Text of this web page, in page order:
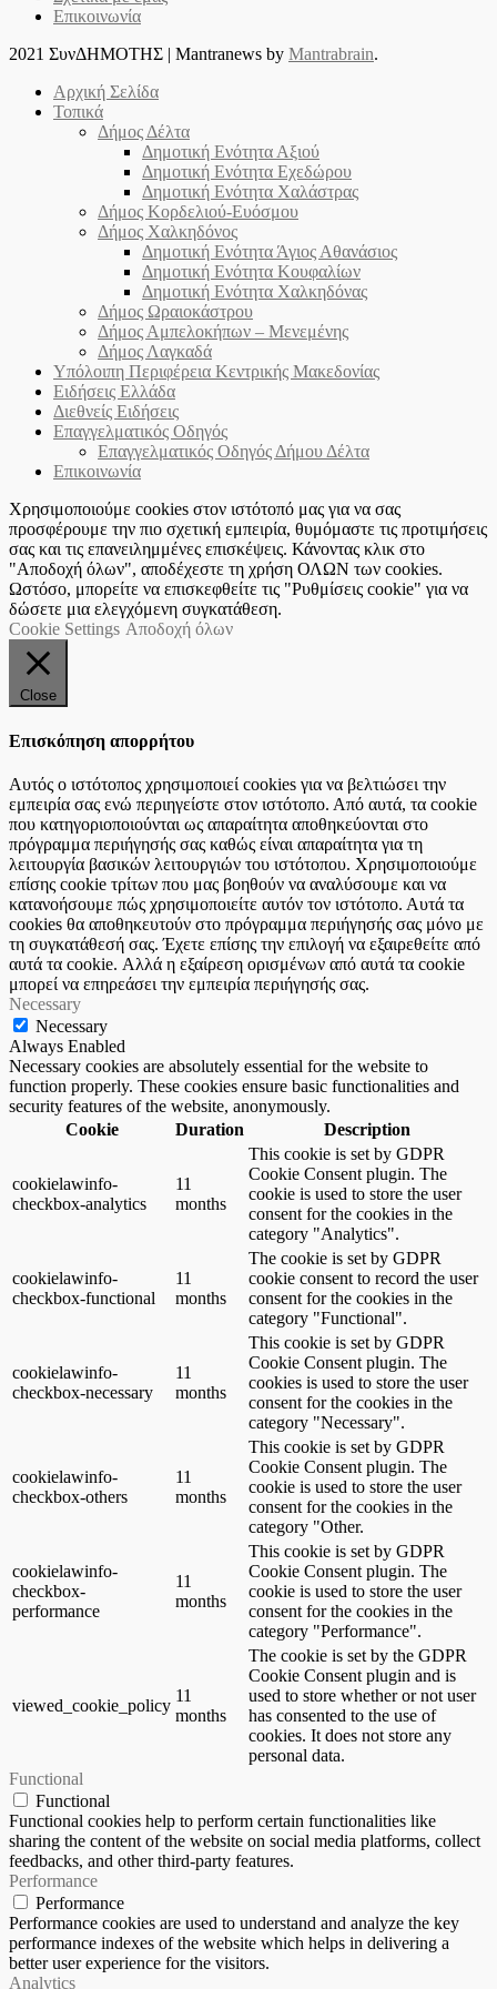
Επικοινωνία
2021 ΣυνΔΗΜΟΤΗΣ | Mantranews by Mantrabrain.
Αρχική Σελίδα
Τοπικά
Δήμος Δέλτα
Δημοτική Ενότητα Αξιού
Δημοτική Ενότητα Εχεδώρου
Δημοτική Ενότητα Χαλάστρας
Δήμος Κορδελιού-Ευόσμου
Δήμος Χαλκηδόνος
Δημοτική Ενότητα Άγιος Αθανάσιος
Δημοτική Ενότητα Κουφαλίων
Δημοτική Ενότητα Χαλκηδόνας
Δήμος Ωραιοκάστρου
Δήμος Αμπελοκήπων – Μενεμένης
Δήμος Λαγκαδά
Υπόλοιπη Περιφέρεια Κεντρικής Μακεδονίας
Ειδήσεις Ελλάδα
Διεθνείς Ειδήσεις
Επαγγελματικός Οδηγός
Επαγγελματικός Οδηγός Δήμου Δέλτα
Επικοινωνία
Χρησιμοποιούμε cookies στον ιστότοπό μας για να σας
προσφέρουμε την πιο σχετική εμπειρία, θυμόμαστε τις προτιμήσεις
σας και τις επανειλημμένες επισκέψεις. Κάνοντας κλικ στο
"Αποδοχή όλων", αποδέχεστε τη χρήση ΟΛΩΝ των cookies.
Ωστόσο, μπορείτε να επισκεφθείτε τις "Ρυθμίσεις cookie" για να
δώσετε μια ελεγχόμενη συγκατάθεση.
Cookie Settings Αποδοχή όλων
Close
Επισκόπηση απορρήτου
Αυτός ο ιστότοπος χρησιμοποιεί cookies για να βελτιώσει την
εμπειρία σας ενώ περιηγείστε στον ιστότοπο. Από αυτά, τα cookie
που κατηγοριοποιούνται ως απαραίτητα αποθηκεύονται στο
πρόγραμμα περιήγησής σας καθώς είναι απαραίτητα για τη
λειτουργία βασικών λειτουργιών του ιστότοπου. Χρησιμοποιούμε
επίσης cookie τρίτων που μας βοηθούν να αναλύσουμε και να
κατανοήσουμε πώς χρησιμοποιείτε αυτόν τον ιστότοπο. Αυτά τα
cookies θα αποθηκευτούν στο πρόγραμμα περιήγησής σας μόνο με
τη συγκατάθεσή σας. Έχετε επίσης την επιλογή να εξαιρεθείτε από
αυτά τα cookie. Αλλά η εξαίρεση ορισμένων από αυτά τα cookie
μπορεί να επηρεάσει την εμπειρία περιήγησής σας.
Necessary
Necessary
Always Enabled
Necessary cookies are absolutely essential for the website to
function properly. These cookies ensure basic functionalities and
security features of the website, anonymously.
Cookie
Duration Description
cookielawinfo-
checkbox-analytics
11
months
This cookie is set by GDPR
Cookie Consent plugin. The
cookie is used to store the user
consent for the cookies in the
category "Analytics".
cookielawinfo-
checkbox-functional
11
months
The cookie is set by GDPR
cookie consent to record the user
consent for the cookies in the
category "Functional".
cookielawinfo-
checkbox-necessary
11
months
This cookie is set by GDPR
Cookie Consent plugin. The
cookies is used to store the user
consent for the cookies in the
category "Necessary".
cookielawinfo-
checkbox-others
11
months
This cookie is set by GDPR
Cookie Consent plugin. The
cookie is used to store the user
consent for the cookies in the
category "Other.
cookielawinfo-
checkbox-
performance
11
months
This cookie is set by GDPR
Cookie Consent plugin. The
cookie is used to store the user
consent for the cookies in the
category "Performance".
viewed_cookie_policy
11
months
The cookie is set by the GDPR
Cookie Consent plugin and is
used to store whether or not user
has consented to the use of
cookies. It does not store any
personal data.
Functional
Functional
Functional cookies help to perform certain functionalities like
sharing the content of the website on social media platforms, collect
feedbacks, and other third-party features.
Performance
Performance
Performance cookies are used to understand and analyze the key
performance indexes of the website which helps in delivering a
better user experience for the visitors.
Analytics